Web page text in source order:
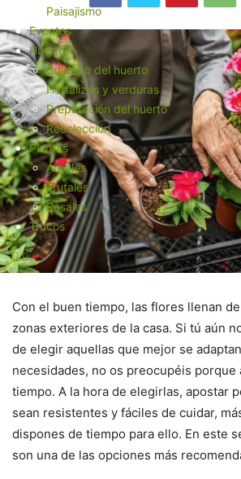
Paisajismo
Eventos
Huerto
Cuidado del huerto
Hortalizas y verduras
Preparación del huerto
Recolección
Plantas
Árboles
Frutales
Rosales
Trucos
Con el buen tiempo, las flores llenan
zonas exteriores de la casa. Si tú aún
de elegir aquellas que mejor se
necesidades, no os preocupéis porque
tiempo. A la hora de elegirlas, apostar
sean resistentes y fáciles de cuidar,
dispones de tiempo para ello. En este
son una de las opciones más